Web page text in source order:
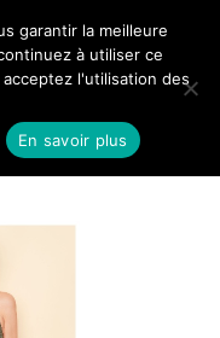
garantir la meilleure
à utiliser ce
l'utilisation des
En savoir plus